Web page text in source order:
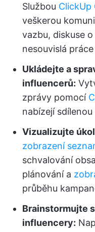
Službou ClickUp
veškerou
vazbu, diskuse
nesouvislá
Ukládejte a
influencerů:
zprávy pomocí
nabízejí
Vizualizujte
zobrazení
schvalování
plánování a
průběhu
Brainstormujte
influencery: